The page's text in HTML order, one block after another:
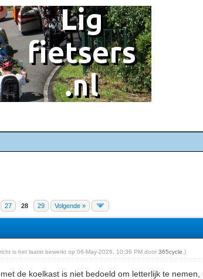
27 28 29 Volgende »
is het laatst bewerkt op 06-May-2026, 10:36 PM door365cycle .)
de koelkast is niet bedoeld om letterlijk te